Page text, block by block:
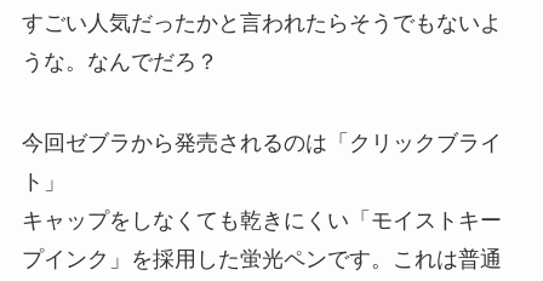
すごい人気だったかと言われたらそうでもないよ
うな。なんでだろ？
今回ゼブラから発売されるのは「クリックブライ
ト」
キャップをしなくても乾きにくい「モイストキー
プインク」を採用した蛍光ペンです。これは普通